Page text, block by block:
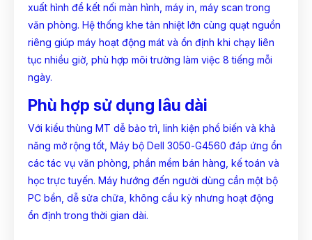
xuất hình để kết nối màn hình, máy in, máy scan trong
văn phòng. Hệ thống khe tản nhiệt lớn cùng quạt nguồn
riêng giúp máy hoạt động mát và ổn định khi chạy liên
tục nhiều giờ, phù hợp môi trường làm việc 8 tiếng mỗi
ngày.
Phù hợp sử dụng lâu dài
Với kiểu thùng MT dễ bảo trì, linh kiện phổ biến và khả
năng mở rộng tốt, Máy bộ Dell 3050-G4560 đáp ứng ổn
các tác vụ văn phòng, phần mềm bán hàng, kế toán và
học trực tuyến. Máy hướng đến người dùng cần một bộ
PC bền, dễ sửa chữa, không cầu kỳ nhưng hoạt động
ổn định trong thời gian dài.